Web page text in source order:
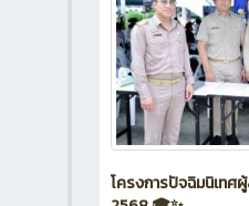
โครงการปัจฉิมนิเทศ